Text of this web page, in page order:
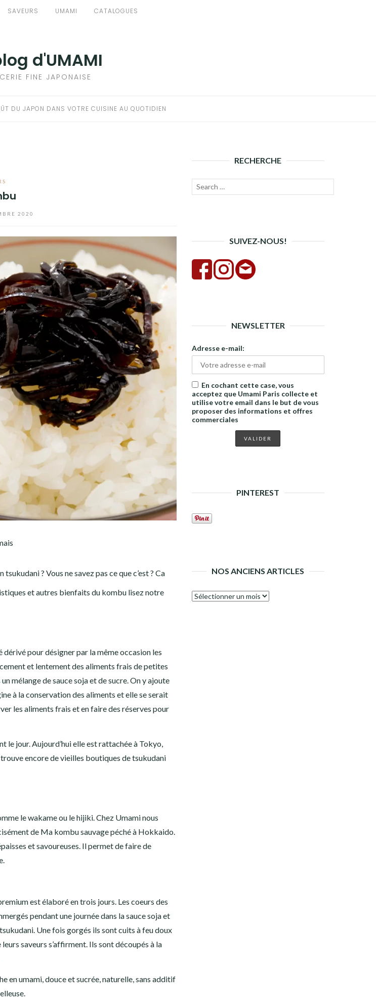
SAVEURS UMAMI CATALOGUES
d'UMAMI
FINE JAPONAISE
DU JAPON DANS VOTRE CUISINE AU QUOTIDIEN
2020
? Vous ne savez pas ce que c’est ? Ca
et autres bienfaits du kombu lisez notre
dérivé pour désigner par la même occasion les
et lentement des aliments frais de petites
mélange de sauce soja et de sucre. On y ajoute
à la conservation des aliments et elle se serait
les aliments frais et en faire des réserves pour
le jour. Aujourd’hui elle est rattachée à Tokyo,
encore de vieilles boutiques de tsukudani
le wakame ou le hijiki. Chez Umami nous
de Ma kombu sauvage péché à Hokkaido.
et savoureuses. Il permet de faire de
est élaboré en trois jours. Les coeurs des
pendant une journée dans la sauce soja et
Une fois gorgés ils sont cuits à feu doux
saveurs s’affirment. Ils sont découpés à la
en umami, douce et sucrée, naturelle, sans additif
RECHERCHE
Recherche
SUIVEZ-NOUS!
NEWSLETTER
Adresse e-mail:
En cochant cette case, vous
acceptez que Umami Paris collecte et
utilise votre email dans le but de vous
proposer des informations et offres
commerciales
PINTEREST
NOS ANCIENS ARTICLES
Nos